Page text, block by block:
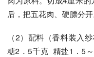
后，把五花肉、硬膘分开
（2）配料（香料装入
糖2．5千克  精盐1．5